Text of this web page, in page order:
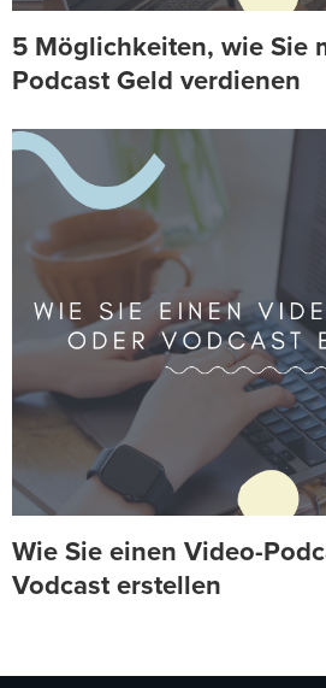
5 Möglichkeiten, wie Sie
Podcast Geld verdienen
Wie Sie einen Video-
Vodcast erstellen